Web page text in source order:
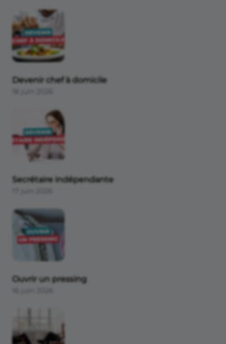
Aides et financements
Banque
Comptabilité et fiscalité
Devenir chef à domicile
Secrétaire indépendante
Ouvrir un pressing